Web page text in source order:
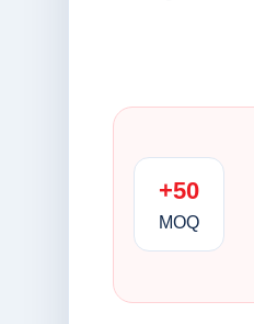
50+
MOQ